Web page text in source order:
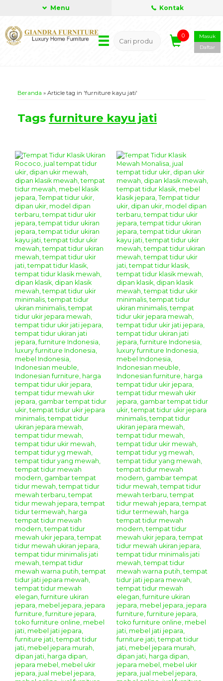
Menu Kontak
0
Masuk
Daftar
Beranda » Article tag in 'furniture kayu jati'
Tags furniture kayu jati